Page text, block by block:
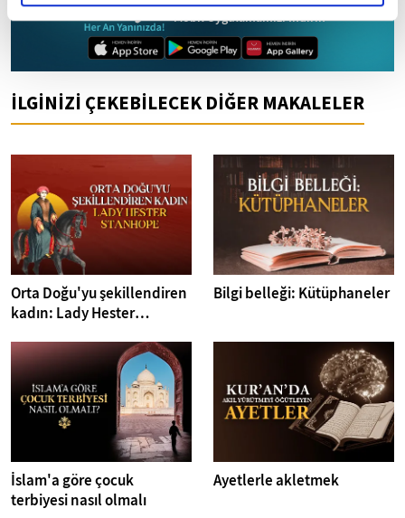
Mobil Uygulamamızı İndirin
İLGİNİZİ ÇEKEBİLECEK DİĞER MAKALELER
Orta Doğu'yu şekillendiren
kadın: Lady Hester
Bilgi belleği: Kütüphaneler
İslam'a göre çocuk
terbiyesi nasıl olmalı
Ayetlerle akletmek